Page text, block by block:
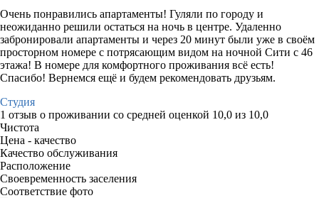
Очень понравились апартаменты! Гуляли по городу и
неожиданно решили остаться на ночь в центре. Удаленно
забронировали апартаменты и через 20 минут были уже в своём
просторном номере с потрясающим видом на ночной Сити с 46
этажа! В номере для комфортного проживания всё есть!
Спасибо! Вернемся ещё и будем рекомендовать друзьям.
Студия
1 отзыв о проживании со средней оценкой 10,0 из 10,0
Чистота
Цена - качество
Качество обслуживания
Расположение
Своевременность заселения
Соответствие фото